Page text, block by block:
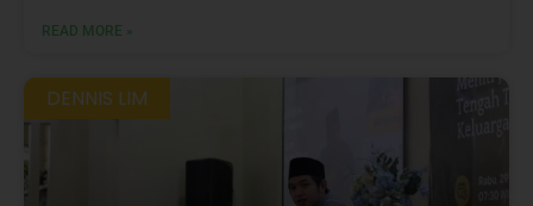
READ MORE »
DENNIS LIM